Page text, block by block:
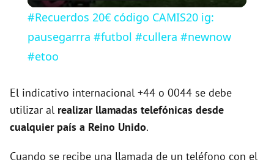
i
e
o
#Recuerdos 20€ código CAMIS20 ig:
pausegarrra #futbol #cullera #newnow
#etoo
El indicativo internacional +44 o 0044 se debe
utilizar al realizar llamadas telefónicas desde
cualquier país a Reino Unido.
Cuando se recibe una llamada de un teléfono con el